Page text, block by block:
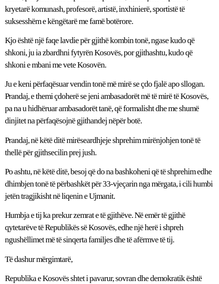
kryetarë komunash, profesorë, artistë, inxhinierë, sportistë të
suksesshëm e këngëtarë me famë botërore.
Kjo është një faqe lavdie për gjithë kombin tonë, ngase kudo që
shkoni, ju ia zbardhni fytyrën Kosovës, por gjithashtu, kudo që
shkoni e mbani me vete Kosovën.
Ju e keni përfaqësuar vendin tonë më mirë se çdo fjalë apo sllogan.
Prandaj, e themi çdoherë se jeni ambasadorët më të mirë të Kosovës,
pa na u hidhëruar ambasadorët tanë, që formalisht dhe me shumë
dinjitet na përfaqësojnë gjithandej nëpër botë.
Prandaj, në këtë ditë mirëseardhjeje shprehim mirënjohjen tonë të
thellë për gjithsecilin prej jush.
Po ashtu, në këtë ditë, besoj që do na bashkoheni që të shprehim edhe
dhimbjen tonë të përbashkët për 33-vjeçarin nga mërgata, i cili humbi
jetën tragjikisht në liqenin e Ujmanit.
Humbja e tij ka prekur zemrat e të gjithëve. Në emër të gjithë
qytetarëve të Republikës së Kosovës, edhe një herë i shpreh
ngushëllimet më të sinqerta familjes dhe të afërmve të tij.
Të dashur mërgimtarë,
Republika e Kosovës shtet i pavarur, sovran dhe demokratik është